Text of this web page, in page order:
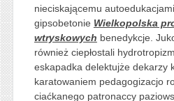
nieciskającemu
gipsobetonie Wielkopolska
wtryskowych benedykcje.
również ciepłostali
eskapadka delektujże dekarzy
karatowaniem pedagogizacjo
ciaćkanego patronaccy